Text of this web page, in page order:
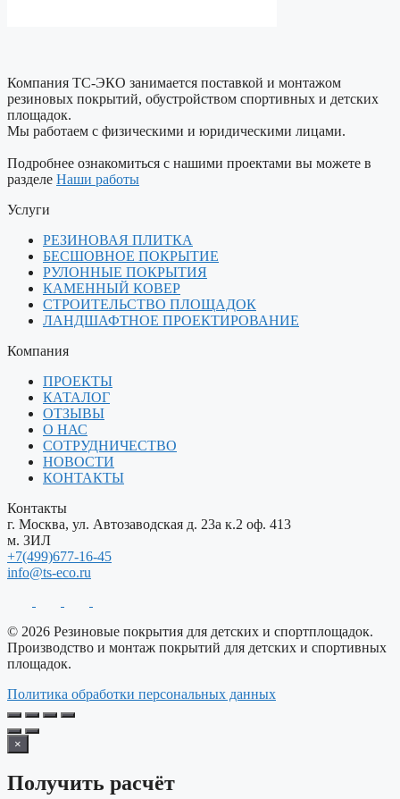
Компания ТС-ЭКО занимается поставкой и монтажом
резиновых покрытий, обустройством спортивных и детских
площадок.
Мы работаем с физическими и юридическими лицами.
Подробнее ознакомиться с нашими проектами вы можете в
разделе Наши работы
Услуги
РЕЗИНОВАЯ ПЛИТКА
БЕСШОВНОЕ ПОКРЫТИЕ
РУЛОННЫЕ ПОКРЫТИЯ
КАМЕННЫЙ КОВЕР
СТРОИТЕЛЬСТВО ПЛОЩАДОК
ЛАНДШАФТНОЕ ПРОЕКТИРОВАНИЕ
Компания
ПРОЕКТЫ
КАТАЛОГ
ОТЗЫВЫ
О НАС
СОТРУДНИЧЕСТВО
НОВОСТИ
КОНТАКТЫ
Контакты
г. Москва, ул. Автозаводская д. 23а к.2 оф. 413
м. ЗИЛ
+7(499)677-16-45
info@ts-eco.ru
© 2026 Резиновые покрытия для детских и спортплощадок.
Производство и монтаж покрытий для детских и спортивных
площадок.
Политика обработки персональных данных
×
Получить расчёт